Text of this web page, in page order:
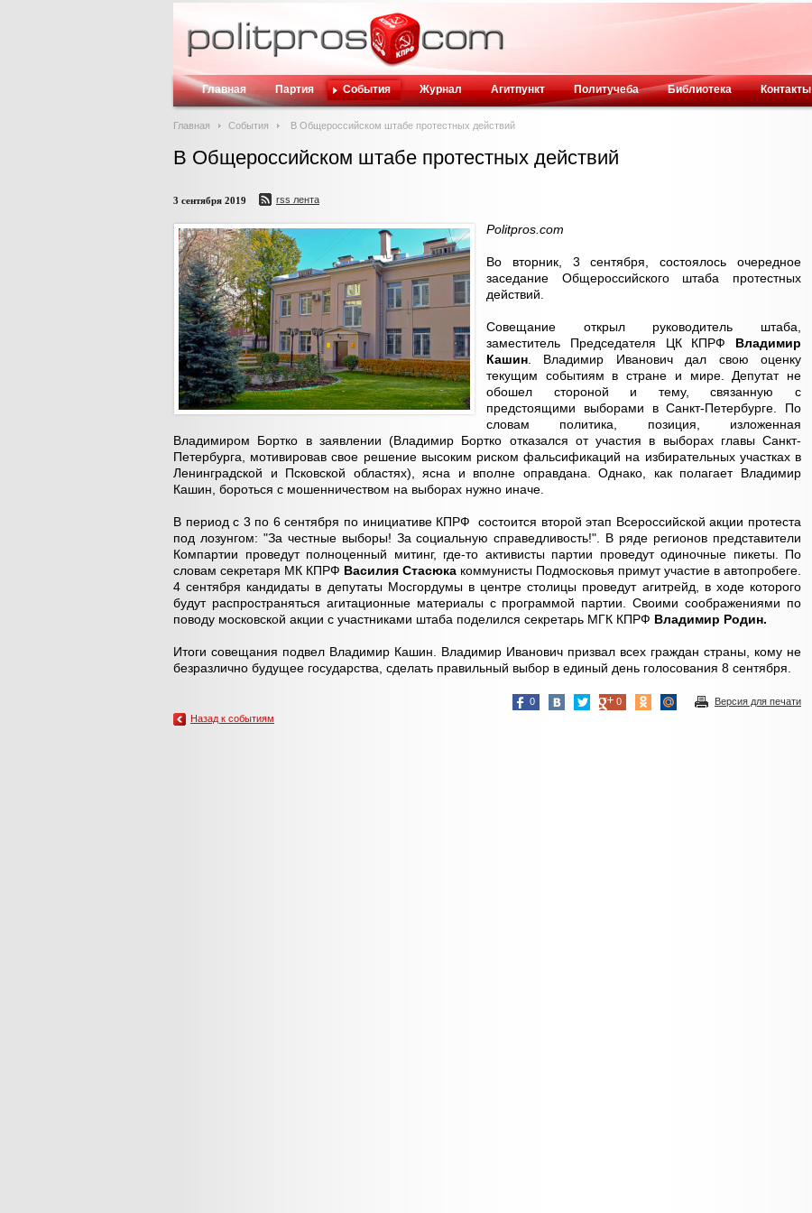
Главная Партия События Журнал Агитпункт Политучеба Библиотека Контакты
Главная События В Общероссийском штабе протестных действий
В Общероссийском штабе протестных действий
3 сентября 2019 rss лента
Politpros.com
Во вторник, 3 сентября, состоялось очередное
заседание Общероссийского штаба протестных
действий.
Совещание открыл руководитель штаба,
заместитель Председателя ЦК КПРФ Владимир
Кашин . Владимир Иванович дал свою оценку
текущим событиям в стране и мире. Депутат не
обошел стороной и тему, связанную с
предстоящими выборами в Санкт-Петербурге. По
словам политика, позиция, изложенная
Владимиром Бортко в заявлении (Владимир Бортко отказался от участия в выборах главы Санкт-
Петербурга, мотивировав свое решение высоким риском фальсификаций на избирательных участках в
Ленинградской и Псковской областях), ясна и вполне оправдана. Однако, как полагает Владимир
Кашин, бороться с мошенничеством на выборах нужно иначе.
В период с 3 по 6 сентября по инициативе КПРФ состоится второй этап Всероссийской акции протеста
под лозунгом: "За честные выборы! За социальную справедливость!". В ряде регионов представители
Компартии проведут полноценный митинг, где-то активисты партии проведут одиночные пикеты. По
словам секретаря МК КПРФ Василия Стасюка коммунисты Подмосковья примут участие в автопробеге.
4 сентября кандидаты в депутаты Мосгордумы в центре столицы проведут агитрейд, в ходе которого
будут распространяться агитационные материалы с программой партии. Своими соображениями по
поводу московской акции с участниками штаба поделился секретарь МГК КПРФ Владимир Родин.
Итоги совещания подвел Владимир Кашин. Владимир Иванович призвал всех граждан страны, кому не
безразлично будущее государства, сделать правильный выбор в единый день голосования 8 сентября.
Версия для печати
0
0
Назад к событиям